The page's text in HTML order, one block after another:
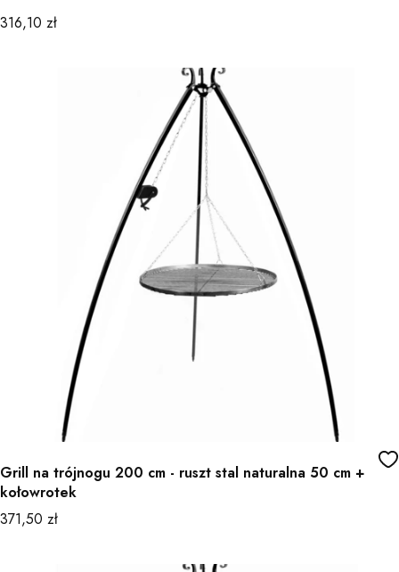
Cena
316,10 zł
Grill na trójnogu 200 cm - ruszt stal naturalna 50 cm +
kołowrotek
Cena
371,50 zł